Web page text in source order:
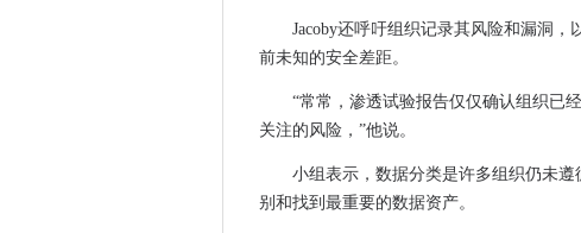
IT决策者承认无知对数据中心环境影响
违反欧盟数据法大修的最大影响的违约
案例分析：使用适应私有云保护放射疗
使用开放数据来解决社会挑战
Theresa可以提出调查权力条例草案下
Jacoby还呼吁组织记录其风险和漏洞
前未知的安全差距。
“常常，渗透试验报告仅仅确认组织已
关注的风险，”他说。
小组表示，数据分类是许多组织仍未
别和找到最重要的数据资产。